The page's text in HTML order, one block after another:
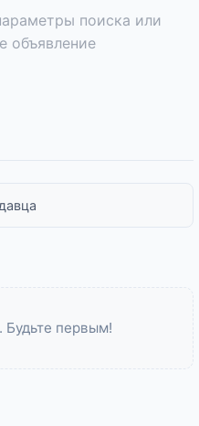
поиска или
объявление
Будьте первым!